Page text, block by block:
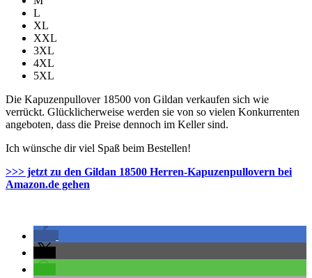
L
XL
XXL
3XL
4XL
5XL
Die Kapuzenpullover 18500 von Gildan verkaufen sich wie
verrückt. Glücklicherweise werden sie von so vielen Konkurrenten
angeboten, dass die Preise dennoch im Keller sind.
Ich wünsche dir viel Spaß beim Bestellen!
>>> jetzt zu den Gildan 18500 Herren-Kapuzenpullovern bei
Amazon.de gehen